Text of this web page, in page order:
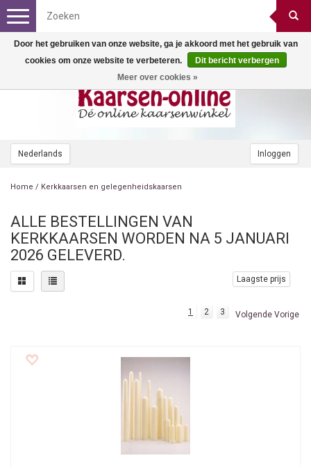
Nederlands Inloggen
Toggle
navigation
Home / Kerkkaarsen en gelegenheidskaarsen
ALLE BESTELLINGEN VAN
KERKKAARSEN WORDEN NA 5 JANUARI
2026 GELEVERD.
Laagste prijs
1 2 3 Volgende Vorige
Door het gebruiken van onze website, ga je akkoord met het gebruik van
cookies om onze website te verbeteren.
Dit bericht verbergen
Meer over cookies »